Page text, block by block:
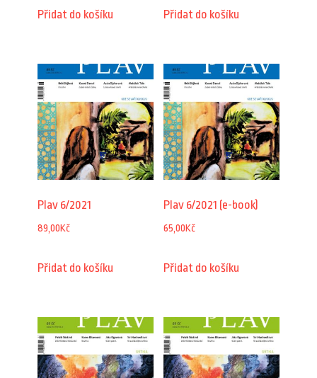
Přidat do košíku Přidat do košíku
Plav 6/2021
89,00Kč
Přidat do košíku
Plav 6/2021 (e-book)
65,00Kč
Přidat do košíku